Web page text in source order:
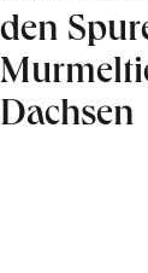
den
Dachsen